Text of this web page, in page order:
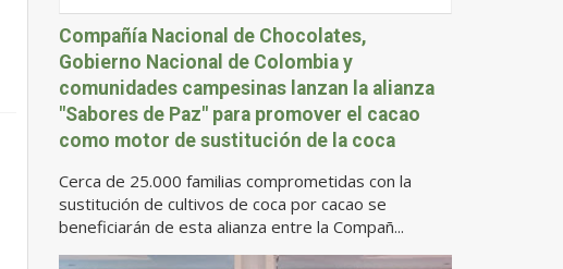
Compañía Nacional de Chocolates,
Gobierno Nacional de Colombia y
comunidades campesinas lanzan la alianza
"Sabores de Paz" para promover el cacao
como motor de sustitución de la coca
Cerca de 25.000 familias comprometidas con la
sustitución de cultivos de coca por cacao se
beneficiarán de esta alianza entre la Compañ...